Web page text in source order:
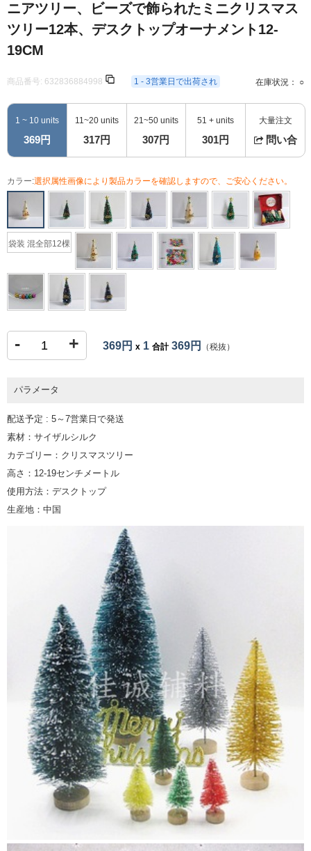
ニアツリー、ビーズで飾られたミニクリスマス
ツリー12本、デスクトップオーナメント12-
19CM
商品番号: 632836884998 1 - 3営業日で出荷され 在庫状況： ○
1 ~ 10 units
369円
11~20 units
317円
21~50 units
307円
51 + units
301円
大量注文
問い合
カラー:選択属性画像により製品カラーを確認しますので、ご安心ください。
袋装 混全部12棵
- + 369円 x 1 合計369円 （税抜）
パラメータ
配送予定 : 5～7営業日で発送
素材：サイザルシルク
カテゴリー：クリスマスツリー
高さ：12-19センチメートル
使用方法：デスクトップ
生産地：中国